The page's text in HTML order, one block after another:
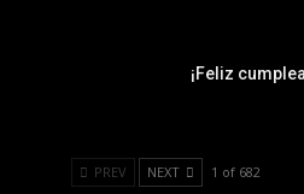
¡Feliz
PREV NEXT 1 of 682